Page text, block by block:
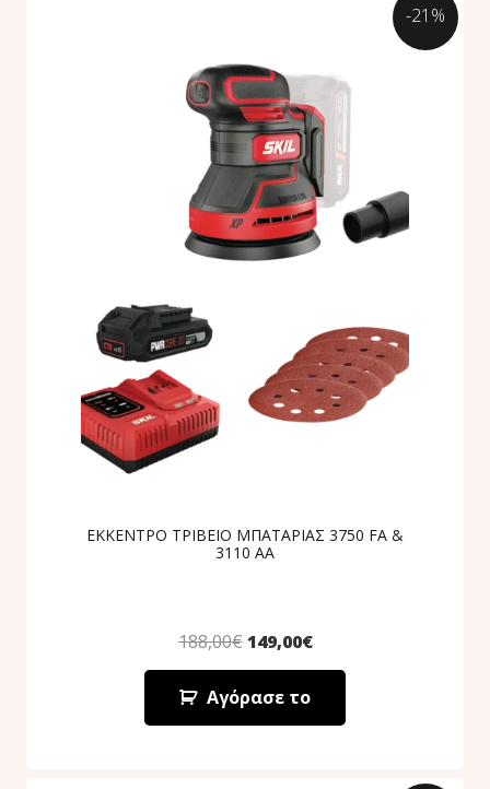
ΕΚΚΕΝΤΡΟ ΤΡΙΒΕΙΟ ΜΠΑΤΑΡΙΑΣ 3750 FA &
3110 AA
188,00€ 149,00€
Αγόρασε το
-21%